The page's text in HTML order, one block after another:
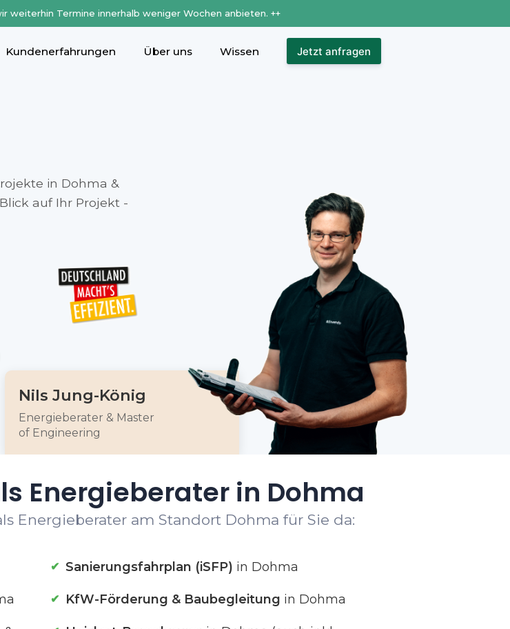
weiterhin Termine innerhalb weniger Wochen anbieten. ++
Kundenerfahrungen Über uns Wissen Jetzt anfragen
in Dohma &
auf Ihr Projekt -
Nils Jung-König
Energieberater & Master
of Engineering
Energieberater in Dohma
Energieberater am Standort Dohma für Sie da:
Sanierungsfahrplan (iSFP) in Dohma
KfW-Förderung & Baubegleitung in Dohma